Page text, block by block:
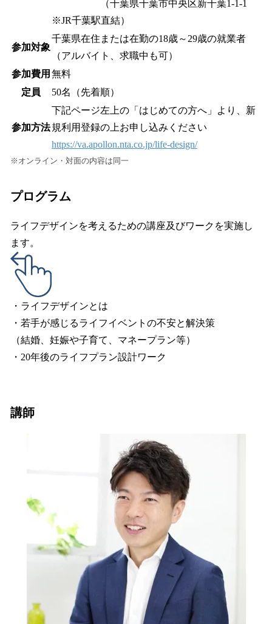
（千葉県千葉市中央区新千葉1-1-1
※JR千葉駅直結）
参加対象
千葉県在住または在勤の18歳～29歳の就業者
（アルバイト、求職中も可）
参加費用 無料
定員
50名（先着順）
参加方法
下記ページ左上の「はじめての方へ」より、新
規利用登録の上お申し込みください
https://va.apollon.nta.co.jp/life-design/
※オンライン・対面の内容は同一
プログラム
ライフデザインを考えるための講座及びワークを実施し
ます。
・ライフデザインとは
・若手が感じるライフイベントの不安と解決策
（結婚、妊娠や子育て、マネープラン等）
・20年後のライフプラン設計ワーク
講師